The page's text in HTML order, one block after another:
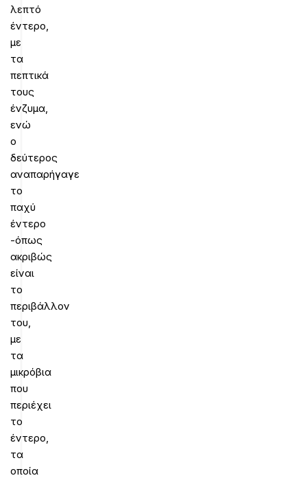
λεπτό
έντερο,
με
τα
πεπτικά
τους
ένζυμα,
ενώ
ο
δεύτερος
αναπαρήγαγε
το
παχύ
έντερο
-όπως
ακριβώς
είναι
το
περιβάλλον
του,
με
τα
μικρόβια
που
περιέχει
το
έντερο,
τα
οποία